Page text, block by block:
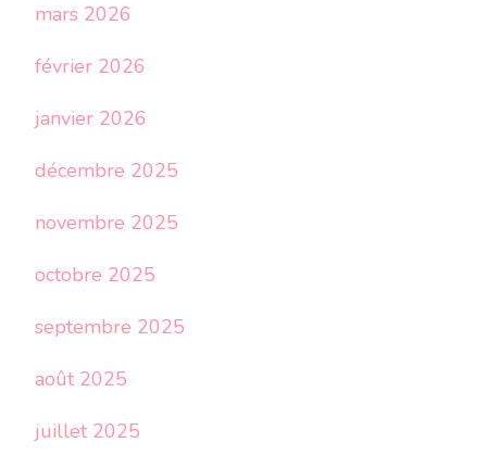
mars 2026
février 2026
janvier 2026
décembre 2025
novembre 2025
octobre 2025
septembre 2025
août 2025
juillet 2025